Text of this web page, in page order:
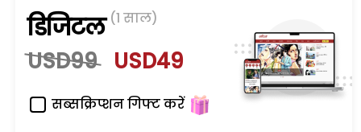
डिजिटल (1 साल)
USD99 USD49
सब्सक्रिप्शन गिफ्ट करें